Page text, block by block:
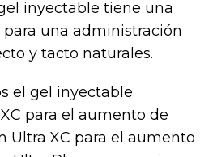
inyectable tiene una
una administración
y tacto naturales.
el gel inyectable
para el aumento de
Ultra XC para el aumento